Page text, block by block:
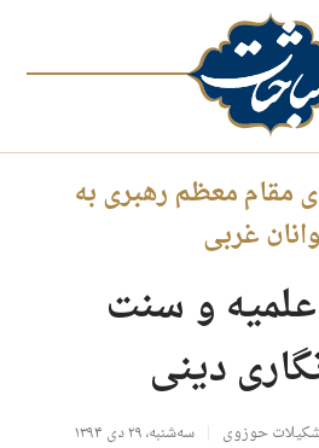
مقام معظم رهبری به
غربی
و سنت
دینی
حوزوی سه‌شنبه، ۲۹ دی ۱۳۹۴